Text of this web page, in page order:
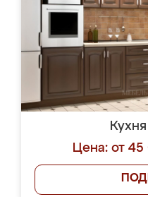
Цена: от 45